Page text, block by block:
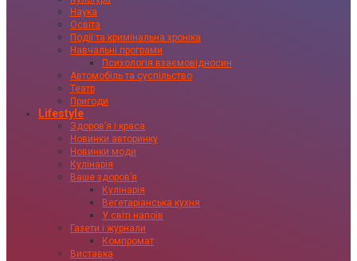
Наука
Освіта
Події та кримінальна хроніка
Навчальні програми
Психологія взаємовідносин
Автомобіль та суспільство
Театр
Пригоди
Lifestyle
Здоровʼя і краса
Новинки авторинку
Новинки моди
Кулінарія
Ваше здоровʼя
Кулінарія
Вегетаріанська кухня
У світі напоїв
Газети і журнали
Компромат
Виставка